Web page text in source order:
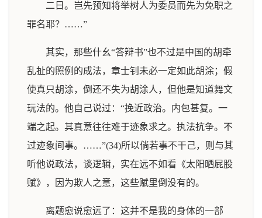
二日。岂先预知将举树人为委员而先为免职之
罪名耶？……”
其实，那些什幺“答辩书”也不过是中国的胡牵
乱扯的照例的成法，章士钊未必一定如此胡涂；假
使真只胡涂，倒还不失为胡涂人，但他是知道舞文
玩法的。他自己说过：“挽近政治。内包甚复。一
端之起。其真意往往难于迹象求之。执法抗争。不
过迹象间事。……”(34)所以倘若事不干己，则与其
听他说政法，谈逻辑，实在远不如看《太阳晒屁股
赋》，因为欺人之意，这些赋里倒没有的。
离题愈说愈远了：这并不是我的身体的一部